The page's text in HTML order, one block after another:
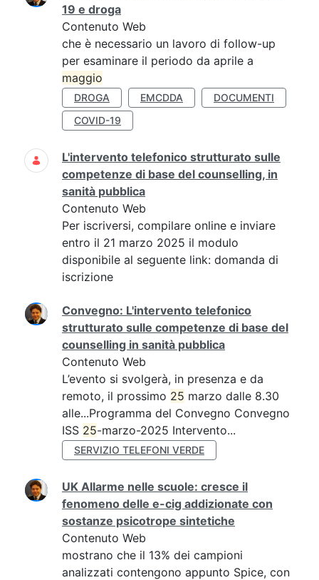
19 e droga
Contenuto Web
che è necessario un lavoro di follow-up
per esaminare il periodo da aprile a
maggio
DROGA EMCDDA
DOCUMENTI
COVID-19
L'intervento telefonico strutturato sulle
competenze di base del counselling, in
sanità pubblica
Contenuto Web
Per iscriversi, compilare online e inviare
entro il 21 marzo 2025 il modulo
disponibile al seguente link: domanda di
iscrizione
Convegno: L'intervento telefonico
strutturato sulle competenze di base del
counselling in sanità pubblica
Contenuto Web
L’evento si svolgerà, in presenza e da
remoto, il prossimo 25 marzo dalle 8.30
alle...Programma del Convegno Convegno
ISS 25-marzo-2025 Intervento...
SERVIZIO TELEFONI VERDE
UK Allarme nelle scuole: cresce il
fenomeno delle e-cig addizionate con
sostanze psicotrope sintetiche
Contenuto Web
mostrano che il 13% dei campioni
analizzati contengono appunto Spice, con